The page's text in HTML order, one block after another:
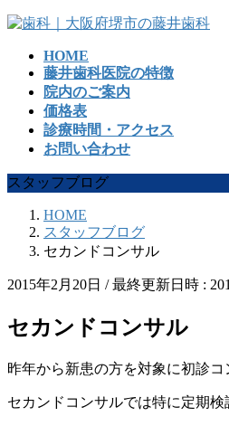
コ
ッ
プ
ナ
移
動
HOME
藤井歯科医院の特徴
院内のご案内
価格表
診療時間・アクセス
お問い合わせ
スタッフブログ
HOME
スタッフブログ
セカンドコンサル
2015年2月20日 / 最終更新日時 :
セカンドコンサル
昨年から新患の方を対象に初診
セカンドコンサルでは特に定期